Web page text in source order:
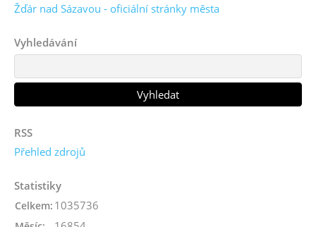
Žďár nad Sázavou - oficiální stránky města
Vyhledávání
RSS
Přehled zdrojů
Statistiky
Celkem: 1035736